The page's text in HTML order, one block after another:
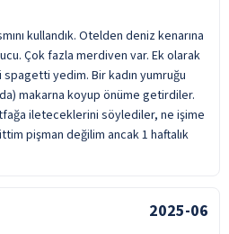
kullandık. Otelden deniz kenarına
Çok fazla merdiven var. Ek olarak
yedim. Bir kadın yumruğu
makarna koyup önüme getirdiler.
ileteceklerini söylediler, ne işime
pişman değilim ancak 1 haftalık
2025-06